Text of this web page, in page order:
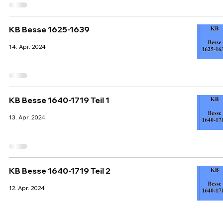
KB Besse 1625-1639
14. Apr. 2024
KB Besse 1640-1719 Teil 1
13. Apr. 2024
KB Besse 1640-1719 Teil 2
12. Apr. 2024